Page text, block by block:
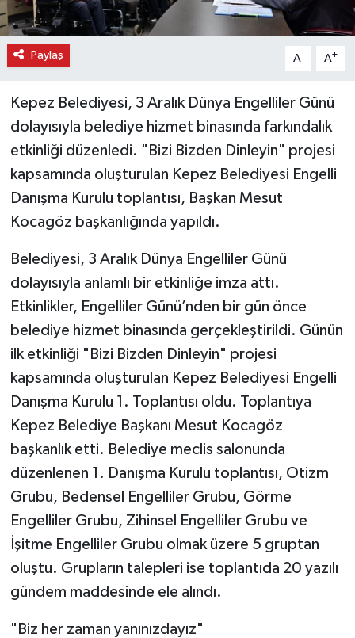
Paylaş A- A+
Kepez Belediyesi, 3 Aralık Dünya Engelliler Günü
dolayısıyla belediye hizmet binasında farkındalık
etkinliği düzenledi. "Bizi Bizden Dinleyin" projesi
kapsamında oluşturulan Kepez Belediyesi Engelli
Danışma Kurulu toplantısı, Başkan Mesut
Kocagöz başkanlığında yapıldı.
Belediyesi, 3 Aralık Dünya Engelliler Günü
dolayısıyla anlamlı bir etkinliğe imza attı.
Etkinlikler, Engelliler Günü’nden bir gün önce
belediye hizmet binasında gerçekleştirildi. Günün
ilk etkinliği "Bizi Bizden Dinleyin" projesi
kapsamında oluşturulan Kepez Belediyesi Engelli
Danışma Kurulu 1. Toplantısı oldu. Toplantıya
Kepez Belediye Başkanı Mesut Kocagöz
başkanlık etti. Belediye meclis salonunda
düzenlenen 1. Danışma Kurulu toplantısı, Otizm
Grubu, Bedensel Engelliler Grubu, Görme
Engelliler Grubu, Zihinsel Engelliler Grubu ve
İşitme Engelliler Grubu olmak üzere 5 gruptan
oluştu. Grupların talepleri ise toplantıda 20 yazılı
gündem maddesinde ele alındı.
"Biz her zaman yanınızdayız"